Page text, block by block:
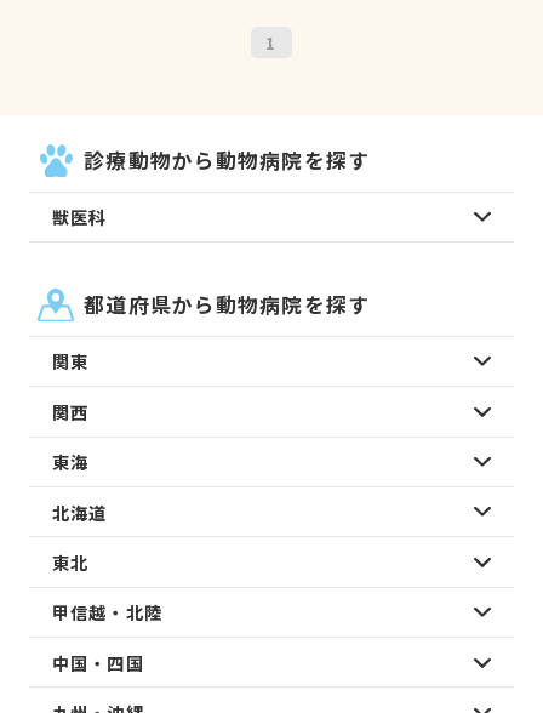
1
診療動物から動物病院を探す
獣医科
都道府県から動物病院を探す
関東
関西
東海
北海道
東北
甲信越・北陸
中国・四国